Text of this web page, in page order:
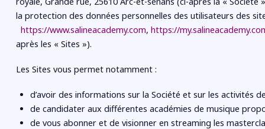
la protection des données personnelles des utilisateurs des
https://www.salineacademy.com, https://
après les « Sites »).
Les Sites vous permet notamment :
d’avoir des informations sur la Société et sur les activités
de candidater aux différentes académies de musique
de vous abonner et de visionner en streaming les